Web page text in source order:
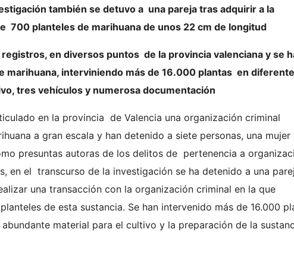
también se detuvo a una pareja tras adquirir a la
700 planteles de marihuana de unos 22 cm de longitud
en diversos puntos de la provincia valenciana y se
marihuana, interviniendo más de 16.000 plantas en
tres vehículos y numerosa documentación
en la provincia de Valencia una organización criminal
a gran escala y han detenido a siete personas, una mujer
presuntas autoras de los delitos de pertenencia a
en el transcurso de la investigación se ha detenido a una
una transacción con la organización criminal en la que
de esta sustancia. Se han intervenido más de 16.000
material para el cultivo y la preparación de la